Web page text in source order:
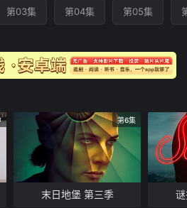
第03集 第04集 第05集
第6集
末日地堡 第三季